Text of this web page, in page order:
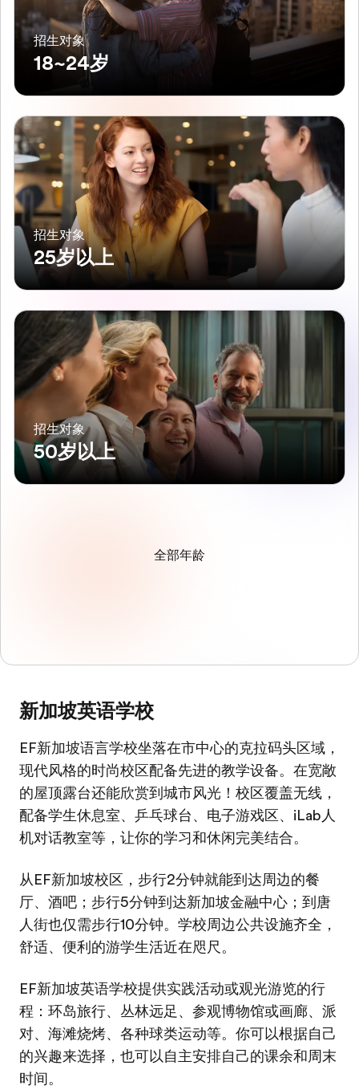
招生对象
18~24岁
招生对象
25岁以上
招生对象
50岁以上
全部年龄
新加坡英语学校
EF新加坡语言学校坐落在市中心的克拉码头区域，
现代风格的时尚校区配备先进的教学设备。在宽敞
的屋顶露台还能欣赏到城市风光！校区覆盖无线，
配备学生休息室、乒乓球台、电子游戏区、iLab人
机对话教室等，让你的学习和休闲完美结合。
从EF新加坡校区，步行2分钟就能到达周边的餐
厅、酒吧；步行5分钟到达新加坡金融中心；到唐
人街也仅需步行10分钟。学校周边公共设施齐全，
舒适、便利的游学生活近在咫尺。
EF新加坡英语学校提供实践活动或观光游览的行
程：环岛旅行、丛林远足、参观博物馆或画廊、派
对、海滩烧烤、各种球类运动等。你可以根据自己
的兴趣来选择，也可以自主安排自己的课余和周末
时间。